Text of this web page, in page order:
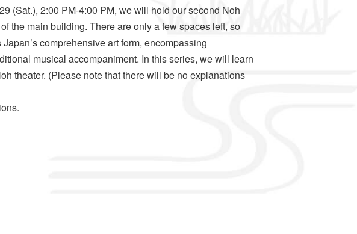
(Sat.), 2:00 PM-4:00 PM, we will hold our second Noh
the main building. There are only a few spaces left, so
comprehensive art form, encompassing
musical accompaniment. In this series, we will learn
theater. (Please note that there will be no explanations